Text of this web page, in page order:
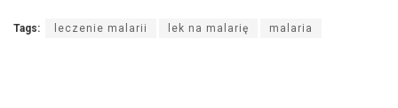
Tags: leczenie malarii lek na malarię malaria